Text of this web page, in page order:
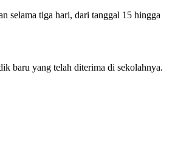
selama tiga hari, dari tanggal 15 hingga
baru yang telah diterima di sekolahnya.